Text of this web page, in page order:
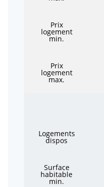
Prix
logement
min.
Prix
logement
max.
Logements
dispos
Surface
habitable
min.